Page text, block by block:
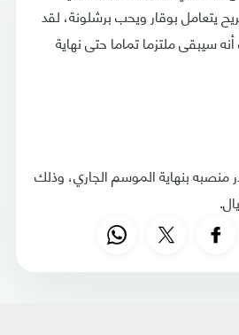
يتعامل بوقار ويحب برشلونة، لقد
سيبقى ملتزما تماما حتى نهاية
منصبه بنهاية الموسم الجاري، وذلك